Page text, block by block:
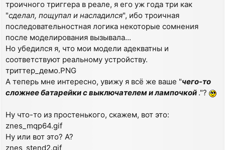
троичного триггера в реале, я его уж года три как
"сделал, пощупал и насладился", ибо троичная
последовательностная логика некоторые сомнения
после моделирования вызывала...
Но убедился я, что мои модели адекватны и
соответствуют реальному устройству.
триттер_демо.PNG
А теперь мне интересно, увижу я всё же ваше "чего-то
сложнее батарейки с выключателем и лампочкой ."?
Ну что-то из простенького, скажем, вот это:
znes_mqp64.gif
Ну или вот это? А?
znes_stend2.gif